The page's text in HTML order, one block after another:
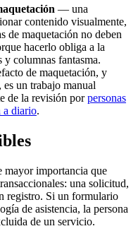
— una
contenido visualmente,
de maquetación no deben
hacerlo obliga a la
y columnas fantasma.
de maquetación, y
un trabajo manual
de la revisión porpersonas
a diario.
mayor importancia que
una solicitud,
registro. Si un formulario
de asistencia, la persona
de un servicio.